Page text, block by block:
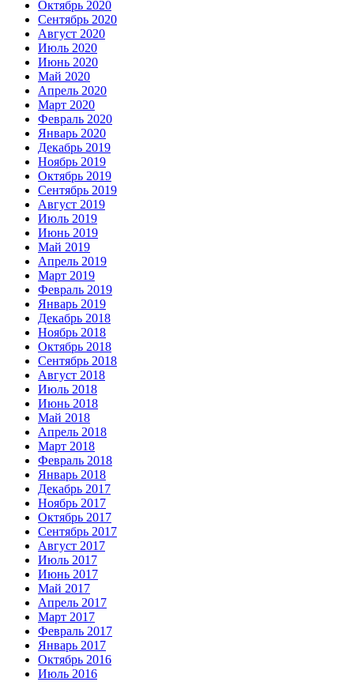
Октябрь 2020
Сентябрь 2020
Август 2020
Июль 2020
Июнь 2020
Май 2020
Апрель 2020
Март 2020
Февраль 2020
Январь 2020
Декабрь 2019
Ноябрь 2019
Октябрь 2019
Сентябрь 2019
Август 2019
Июль 2019
Июнь 2019
Май 2019
Апрель 2019
Март 2019
Февраль 2019
Январь 2019
Декабрь 2018
Ноябрь 2018
Октябрь 2018
Сентябрь 2018
Август 2018
Июль 2018
Июнь 2018
Май 2018
Апрель 2018
Март 2018
Февраль 2018
Январь 2018
Декабрь 2017
Ноябрь 2017
Октябрь 2017
Сентябрь 2017
Август 2017
Июль 2017
Июнь 2017
Май 2017
Апрель 2017
Март 2017
Февраль 2017
Январь 2017
Октябрь 2016
Июль 2016